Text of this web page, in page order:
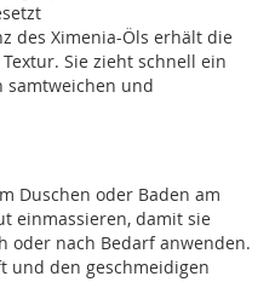
des Ximenia-Öls erhält die
Sie zieht schnell ein
samtweichen und
Duschen oder Baden am
einmassieren, damit sie
oder nach Bedarf anwenden.
und den geschmeidigen